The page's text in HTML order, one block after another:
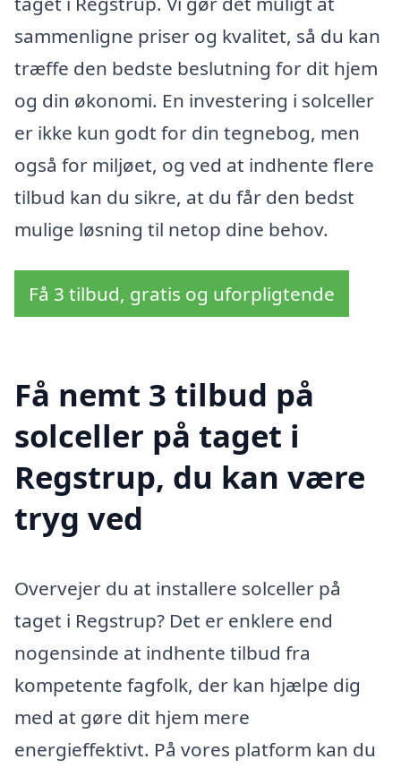
sammenligne priser og kvalitet, så du kan
træffe den bedste beslutning for dit hjem
og din økonomi. En investering i solceller
er ikke kun godt for din tegnebog, men
også for miljøet, og ved at indhente flere
tilbud kan du sikre, at du får den bedst
mulige løsning til netop dine behov.
Få 3 tilbud, gratis og uforpligtende
Få nemt 3 tilbud på
solceller på taget i
Regstrup, du kan være
tryg ved
Overvejer du at installere solceller på
taget i Regstrup? Det er enklere end
nogensinde at indhente tilbud fra
kompetente fagfolk, der kan hjælpe dig
med at gøre dit hjem mere
energieffektivt. På vores platform kan du